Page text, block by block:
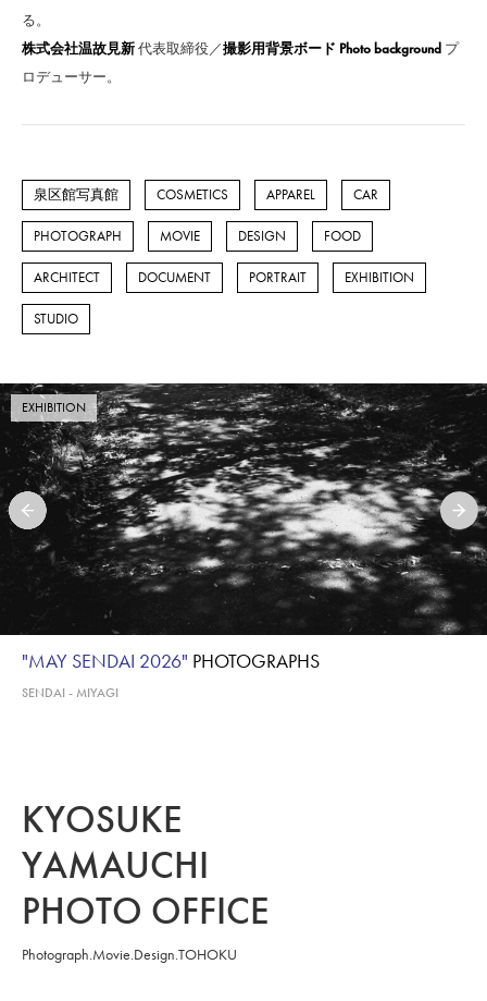
る。
株式会社温故見新代表取締役／撮影用背景ボード Photo background プ
ロデューサー。
泉区館写真館 COSMETICS APPAREL CAR
PHOTOGRAPH MOVIE DESIGN FOOD
ARCHITECT DOCUMENT PORTRAIT EXHIBITION
STUDIO
EXHIBITION
"MAY SENDAI 2026" PHOTOGRAPHS
SENDAI - MIYAGI
KYOSUKE
YAMAUCHI
PHOTO OFFICE
Photograph.Movie.Design.TOHOKU